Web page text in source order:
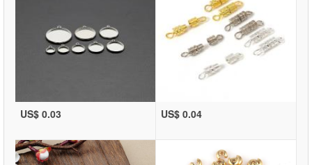
US$ 0.03 US$ 0.04